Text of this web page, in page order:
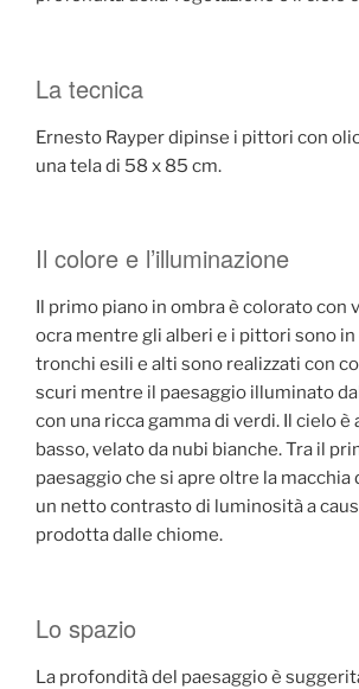
La tecnica
Ernesto Rayper dipinse i pittori con
una tela di 58 x 85 cm.
Il colore e l’illuminazione
Il primo piano in ombra è colorato con
ocra mentre gli alberi e i pittori sono
tronchi esili e alti sono realizzati con
scuri mentre il paesaggio illuminato
con una ricca gamma di verdi. Il cielo è
basso, velato da nubi bianche. Tra il
paesaggio che si apre oltre la macchia
un netto contrasto di luminosità a
prodotta dalle chiome.
Lo spazio
La profondità del paesaggio è